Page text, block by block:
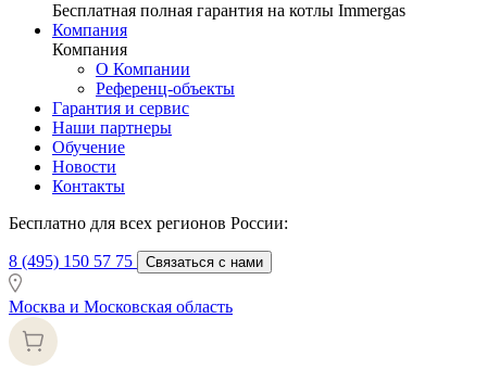
Бесплатная полная гарантия на котлы Immergas
Компания
Компания
О Компании
Референц-объекты
Гарантия и сервис
Наши партнеры
Обучение
Новости
Контакты
Бесплатно для всех регионов России:
8 (495) 150 57 75 Связаться с нами
Москва и Московская область